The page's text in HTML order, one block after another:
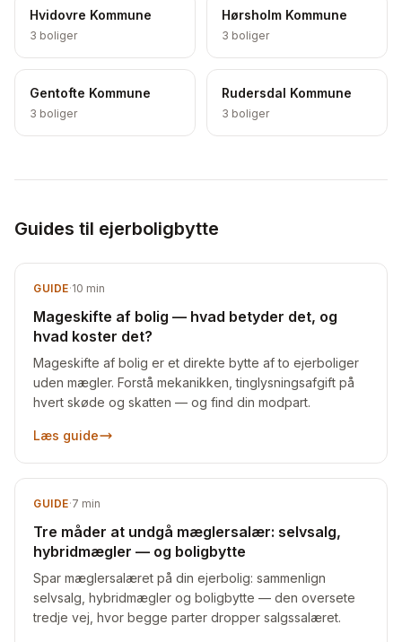
Hvidovre Kommune
3 boliger
Hørsholm Kommune
3 boliger
Gentofte Kommune
3 boliger
Rudersdal Kommune
3 boliger
Guides til ejerboligbytte
GUIDE·10 min
Mageskifte af bolig — hvad betyder det, og
hvad koster det?
Mageskifte af bolig er et direkte bytte af to ejerboliger
uden mægler. Forstå mekanikken, tinglysningsafgift på
hvert skøde og skatten — og find din modpart.
Læs guide
GUIDE·7 min
Tre måder at undgå mæglersalær: selvsalg,
hybridmægler — og boligbytte
Spar mæglersalæret på din ejerbolig: sammenlign
selvsalg, hybridmægler og boligbytte — den oversete
tredje vej, hvor begge parter dropper salgssalæret.